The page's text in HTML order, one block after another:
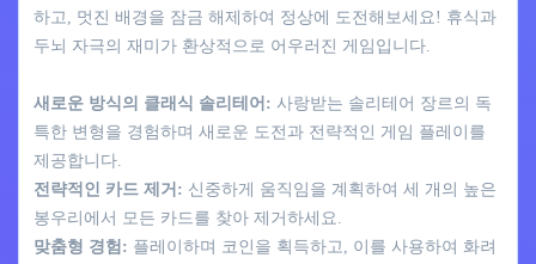
하고, 멋진 배경을 잠금 해제하여 정상에 도전해보세요! 휴식과
두뇌 자극의 재미가 환상적으로 어우러진 게임입니다.
새로운 방식의 클래식 솔리테어: 사랑받는 솔리테어 장르의 독
특한 변형을 경험하며 새로운 도전과 전략적인 게임 플레이를
제공합니다.
전략적인 카드 제거: 신중하게 움직임을 계획하여 세 개의 높은
봉우리에서 모든 카드를 찾아 제거하세요.
맞춤형 경험: 플레이하며 코인을 획득하고, 이를 사용하여 화려